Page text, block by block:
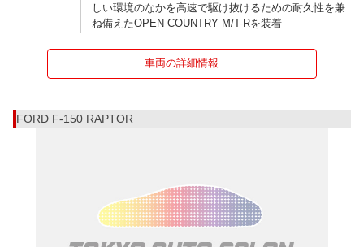
しい環境のなかを高速で駆け抜けるための耐久性を兼
ね備えたOPEN COUNTRY M/T-Rを装着
車両の詳細情報
FORD F-150 RAPTOR